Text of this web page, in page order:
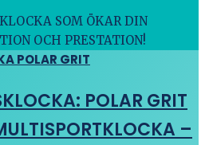
SOM ÖKAR DIN
OCH PRESTATION!
POLAR GRIT
–